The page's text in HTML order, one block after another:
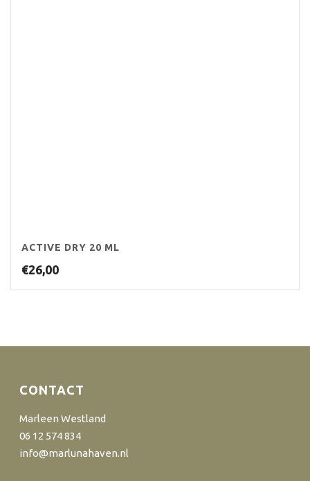
ACTIVE DRY 20 ML
€26,00
CONTACT
Marleen Westland
06 12 574 834
info@marlunahaven.nl